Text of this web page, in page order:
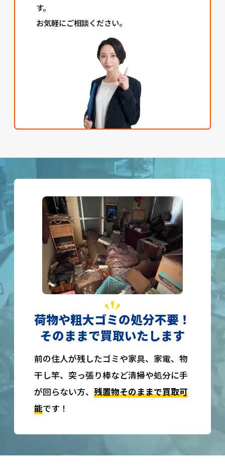
す。
お気軽にご相談ください。
荷物や粗大ゴミの処分不要！
そのままで買取いたします
前の住人が残したゴミや家具、家電、物
干し竿、突っ張り棒など清掃や処分に手
が回らない方、 残置物そのままで買取可
能です！